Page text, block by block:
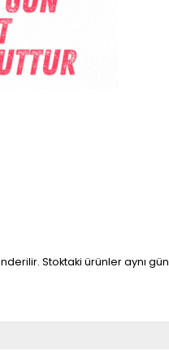
Stoktaki ürünler aynı gün